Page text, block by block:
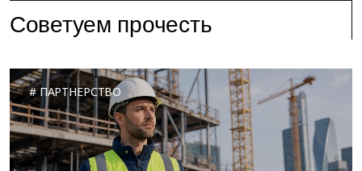
Советуем прочесть
ПАРТНЕРСТВО